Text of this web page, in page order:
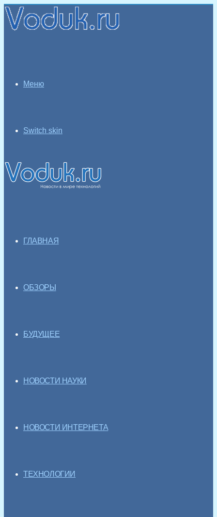
Меню
Switch skin
ГЛАВНАЯ
ОБЗОРЫ
БУДУЩЕЕ
НОВОСТИ НАУКИ
НОВОСТИ ИНТЕРНЕТА
ТЕХНОЛОГИИ